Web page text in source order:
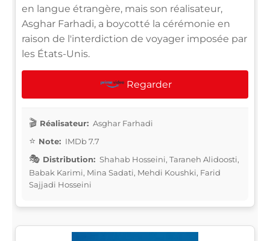
en langue étrangère, mais son réalisateur,
Asghar Farhadi, a boycotté la cérémonie en
raison de l'interdiction de voyager imposée par
les États-Unis.
Regarder
Réalisateur: Asghar Farhadi
Note: IMDb 7.7
Distribution: Shahab Hosseini, Taraneh Alidoosti,
Babak Karimi, Mina Sadati, Mehdi Koushki, Farid
Sajjadi Hosseini